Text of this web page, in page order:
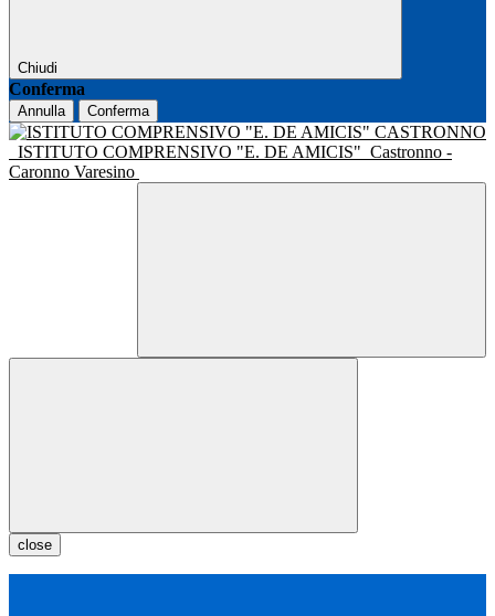
Chiudi
Conferma
Annulla Conferma
ISTITUTO COMPRENSIVO "E. DE AMICIS" Castronno -
Caronno Varesino
close